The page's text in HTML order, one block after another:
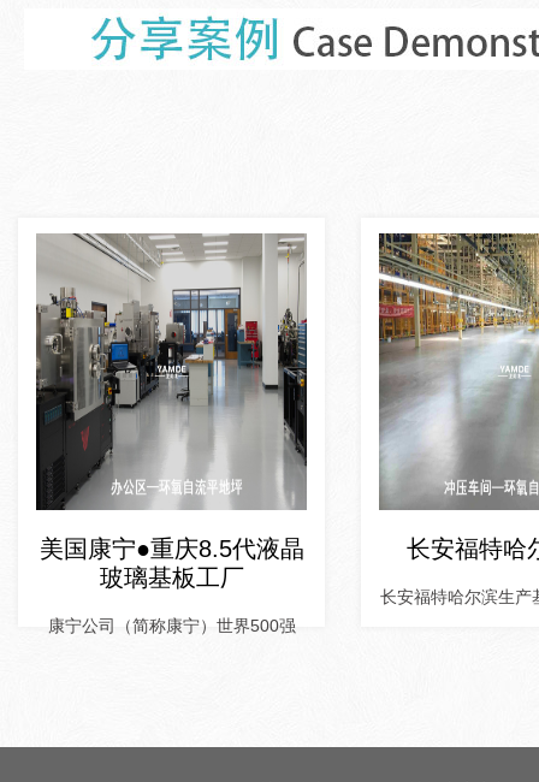
美国康宁●重庆8.5代液晶
玻璃基板工厂
康宁公司（简称康宁）世界500强
长安福特哈
长安福特哈尔滨生产